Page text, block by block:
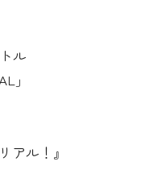
ル
」
アル！』